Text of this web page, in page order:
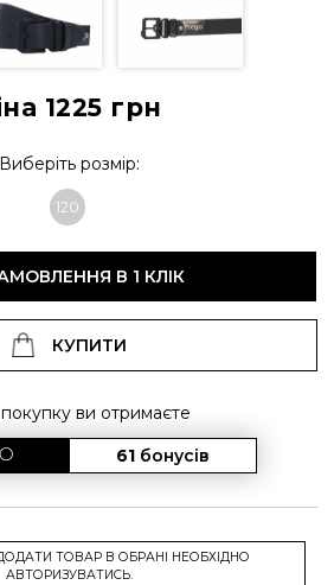
1225 грн
Виберіть розмір:
120
В 1 КЛІК
КУПИТИ
ви отримаєте
61 бонусів
ТОВАР В ОБРАНІ НЕОБХІДНО
АВТОРИЗУВАТИСЬ.